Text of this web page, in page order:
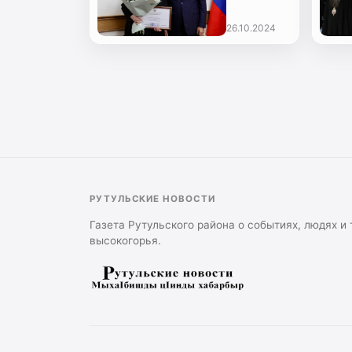
торжественно
и
26.10.2024
РУТУЛЬСКИЕ НОВОСТИ
Газета Рутульского района о событиях, людях и
высокогорья.